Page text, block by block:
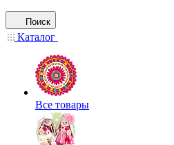
Поиск
Каталог
Все товары